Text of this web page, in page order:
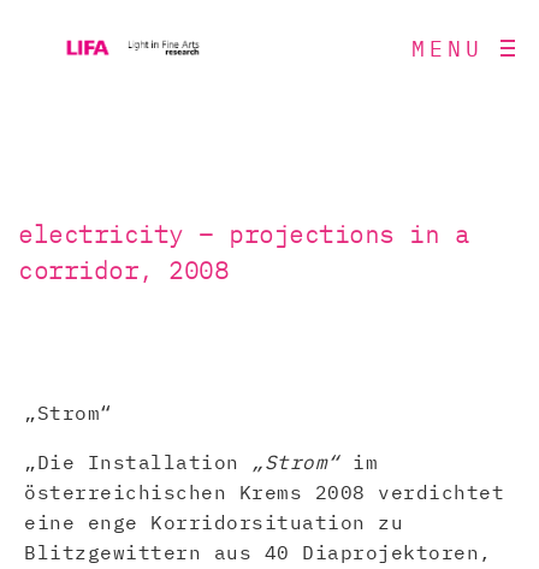
MENU
electricity – projections in a
corridor, 2008
„Strom“
„Die Installation „Strom“ im
österreichischen Krems 2008 verdichtet
eine enge Korridorsituation zu
Blitzgewittern aus 40 Diaprojektoren,